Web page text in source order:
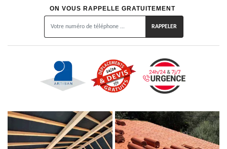
ON VOUS RAPPELLE GRATUITEMENT